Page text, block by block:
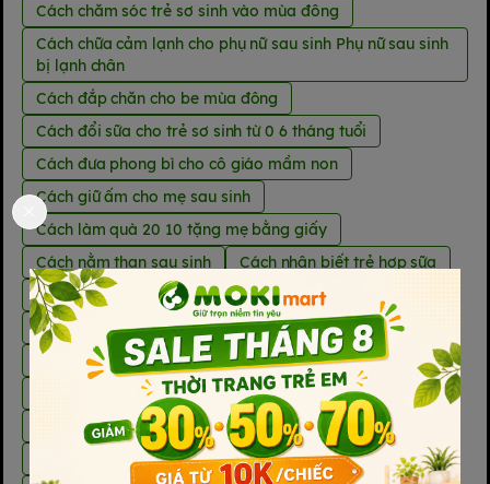
Cách chăm sóc trẻ sơ sinh vào mùa đông
Cách chữa cảm lạnh cho phụ nữ sau sinh Phụ nữ sau sinh
bị lạnh chân
Cách đắp chăn cho be mùa đông
Cách đổi sữa cho trẻ sơ sinh từ 0 6 tháng tuổi
Cách đưa phong bì cho cô giáo mầm non
Cách giữ ấm cho mẹ sau sinh
Cách làm quà 20 10 tặng mẹ bằng giấy
Cách nằm than sau sinh
Cách nhận biết trẻ hợp sữa
Cách pha Prenalen Prenalen uống trước hay sau ăn
Cách tăng cường hệ miễn dịch
Cách tăng de kháng cho be
Cách tiệt trùng bình sữa Moyuum mới mua
Cách tổ chức halloween cho trẻ em
Cách tránh vía cho trẻ sơ sinh khi ra ngoài